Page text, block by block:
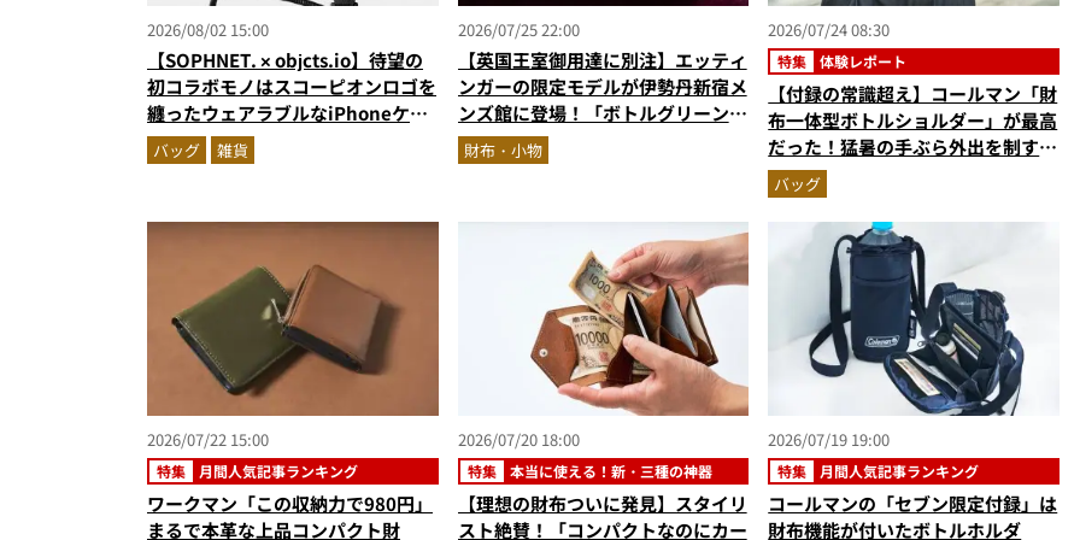
2026/08/02 15:00
【SOPHNET. × objcts.io】待望の
初コラボモノはスコーピオンロゴを
纏ったウェアラブルなiPhoneケー
ス！
バッグ 雑貨
2026/07/25 22:00
【英国王室御用達に別注】エッティ
ンガーの限定モデルが伊勢丹新宿メ
ンズ館に登場！「ボトルグリーン＆
ネイビー」2色の最高峰レザーグッ
ズに注目
財布・小物
2026/07/24 08:30
特集 体験レポート
【付録の常識超え】コールマン「財
布一体型ボトルショルダー」が最高
だった！猛暑の手ぶら外出を制す
『MonoMax8月号増刊』付録の実
力をスタイリストが徹底レポ
バッグ
2026/07/22 15:00
特集 月間人気記事ランキング
ワークマン「この収納力で980円」
まるで本革な上品コンパクト財
2026/07/20 18:00
特集 本当に使える！新・三種の神器
【理想の財布ついに発見】スタイリ
スト絶賛！「コンパクトなのにカー
2026/07/19 19:00
特集 月間人気記事ランキング
コールマンの「セブン限定付録」は
財布機能が付いたボトルホルダ